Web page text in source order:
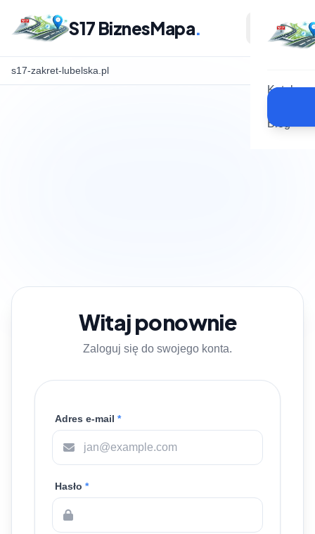
S17 BiznesMapa.
Katalog
Blog
s17-zakret-lubelska.pl
Witaj ponownie
Zaloguj się do swojego konta.
Adres e-mail *
Hasło *